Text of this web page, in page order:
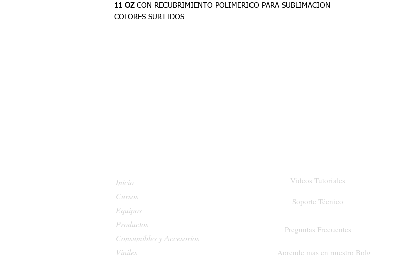
11 OZCON RECUBRIMIENTO POLIMERICO PARA SUBLIMACION
COLORES SURTIDOS
Inicio
Cursos
Equipos
Productos
Consumibles y Accesorios
Viniles
Soporte Técnico
Videos Tutoriales
Preguntas Frecuentes
Aprende mas en nuestro Bolg